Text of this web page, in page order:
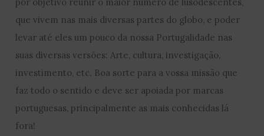
que vivem nas mais diversas partes do globo, e poder
levar até eles um pouco da nossa Portugalidade nas
suas diversas versões: Arte, cultura, investigação,
investimento, etc. Boa sorte para a vossa missão que
faz todo o sentido e deve ser apoiada por marcas
portuguesas, principalmente as mais conhecidas lá
fora!